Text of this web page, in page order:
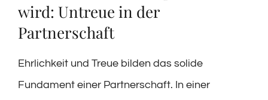
wird: Untreue in der
Partnerschaft
Ehrlichkeit und Treue bilden das solide
Fundament einer Partnerschaft. In einer